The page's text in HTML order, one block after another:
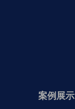
案例展示